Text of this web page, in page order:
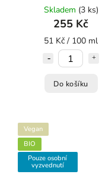
Skladem (3 ks)
255 Kč
51 Kč / 100 ml
Do košíku
Vegan
BIO
Pouze osobní
vyzvednutí